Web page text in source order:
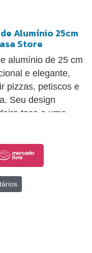
Alumínio 25cm
Store
alumínio de 25 cm
e elegante,
pizzas, petiscos e
Seu design
teca a uma
desempenho
de
óleo mineral, a
à água, ao sol, a
além de
a um